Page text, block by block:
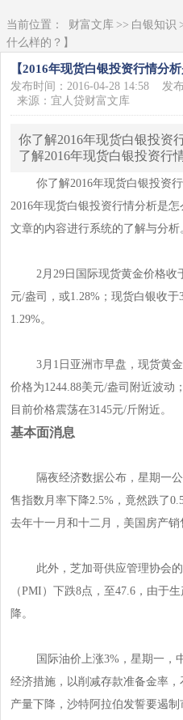
当前位置： 财富文库 >> 白银知识
什么样的？】
【2016年现货白银投资行情分
发布时间：2016-04-28 14:58
发
来源：宜人贷财富文库
你了解2016年现货白银投资
了解2016年现货白银投资行
你了解2016年现货白银投资行
2016年现货白银投资行情分析是
文章的内容进行系统的了解与分析
2月29日国际现货黄金价格收于
元/盎司，或1.28%；现货白银收
1.29%。
3月1日亚洲市早盘，现货黄金
价格为1244.88美元/盎司附近波动
目前价格震荡在3145元/斤附近。
基本面消息
隔夜经济数据公布，星期一公
售指数月率下降2.5%，竟然跌了
去年十一月和十二月，美国房产销
此外，芝加哥供应管理协会的
（PMI）下跌8点，至47.6，由于
降。
国际油价上涨3%，星期一，中
经济措施，以削减存款准备金率
产量下降，沙特阿拉伯发誓要遏